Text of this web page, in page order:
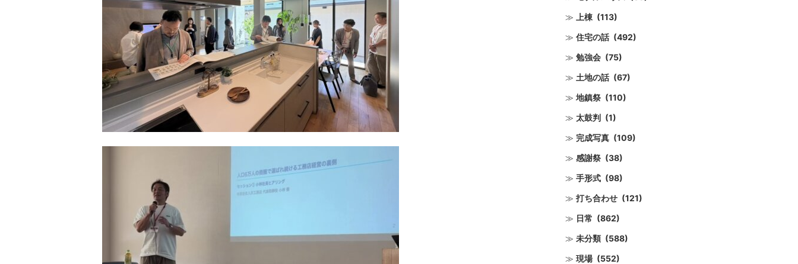
上棟 (113)
住宅の話 (492)
勉強会 (75)
土地の話 (67)
地鎮祭 (110)
太鼓判 (1)
完成写真 (109)
感謝祭 (38)
手形式 (98)
打ち合わせ (121)
日常 (862)
未分類 (588)
現場 (552)